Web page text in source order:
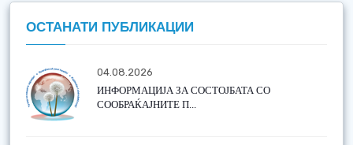
ОСТАНАТИ ПУБЛИКАЦИИ
04.08.2026
ИНФОРМАЦИЈА ЗА СОСТОЈБАТА СО
СООБРАЌАЈНИТЕ П...